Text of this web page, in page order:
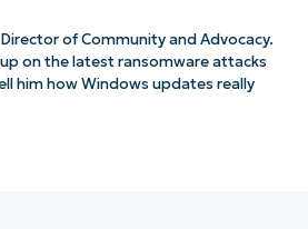
of Community and Advocacy.
on the latest ransomware attacks
him how Windows updates really